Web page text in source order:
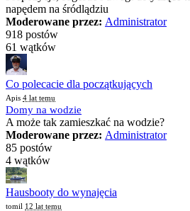
napędem na śródlądziu
Moderowane przez: Administrator
918 postów
61 wątków
Co polecacie dla początkujących
Apis 4 lat temu
Domy na wodzie
A może tak zamieszkać na wodzie?
Moderowane przez: Administrator
85 postów
4 wątków
Hausbooty do wynajęcia
tomil 12 lat temu